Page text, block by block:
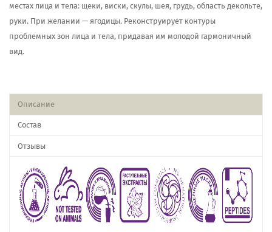
местах лица и тела: щеки, виски, скулы, шея, грудь, область декольте,
руки. При желании — ягодицы. Реконструирует контуры
проблемных зон лица и тела, придавая им молодой гармоничный
вид.
Описание
Состав
Отзывы